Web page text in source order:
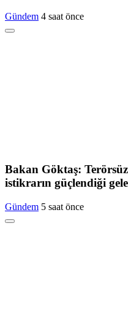
Gündem 4 saat önce
Bakan Göktaş:
istikrarın güçlendiği
Gündem 5 saat önce